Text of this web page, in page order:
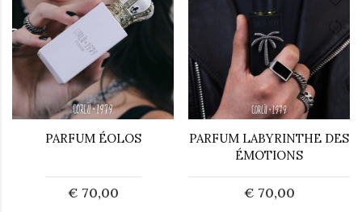
PARFUM ÉOLOS
€ 70,00
PARFUM LABYRINTHE DES
ÉMOTIONS
€ 70,00